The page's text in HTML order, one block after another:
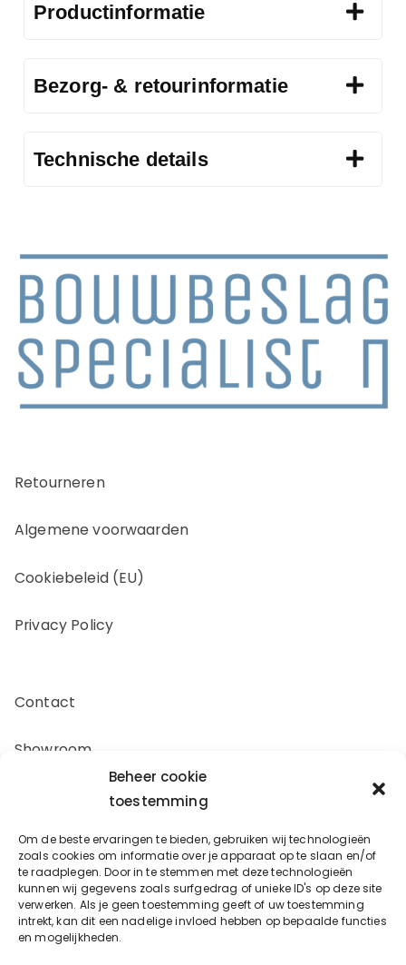
Beheer cookie
toestemming
Om de beste ervaringen te bieden, gebruiken wij technologieën
zoals cookies om informatie over je apparaat op te slaan en/of
te raadplegen. Door in te stemmen met deze technologieën
kunnen wij gegevens zoals surfgedrag of unieke ID's op deze site
verwerken. Als je geen toestemming geeft of uw toestemming
intrekt, kan dit een nadelige invloed hebben op bepaalde functies
en mogelijkheden.
Productinformatie
Bezorg- & retourinformatie
Technische details
Retourneren
Algemene voorwaarden
Cookiebeleid (EU)
Privacy Policy
Contact
Showroom
Offerte aanvragen
Zakelijk inkopen
Oostergracht 17-10
3763LX Soest